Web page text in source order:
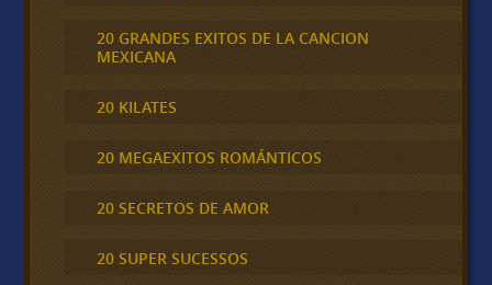
20 GRANDES EXITOS DE LA CANCION
MEXICANA
20 KILATES
20 MEGAEXITOS ROMÁNTICOS
20 SECRETOS DE AMOR
20 SUPER SUCESSOS